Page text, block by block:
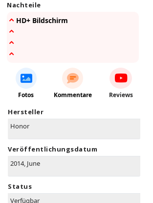
Nachteile
HD+ Bildschirm
Fotos Kommentare Reviews
Hersteller
Honor
Veröffentlichungsdatum
2014, June
Status
Verfügbar